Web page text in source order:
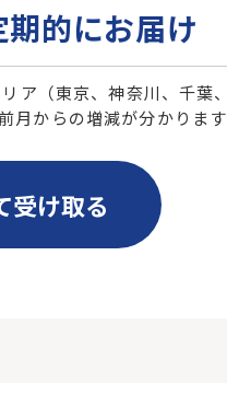
的にお届け
ア（東京、神奈川、千葉
月からの増減が分かります
受け取る